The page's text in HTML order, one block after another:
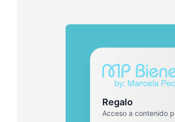
Regalo
Acceso a contenido